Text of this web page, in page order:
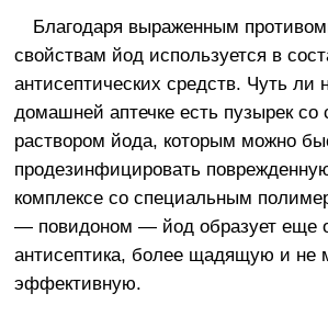
Благодаря выраженным
свойствам йод используется в
антисептических средств. Чуть ли
домашней аптечке есть пузырек со
раствором йода, которым можно
продезинфицировать
комплексе со специальным
— повидоном — йод образует еще
антисептика, более щадящую и не
эффективную.